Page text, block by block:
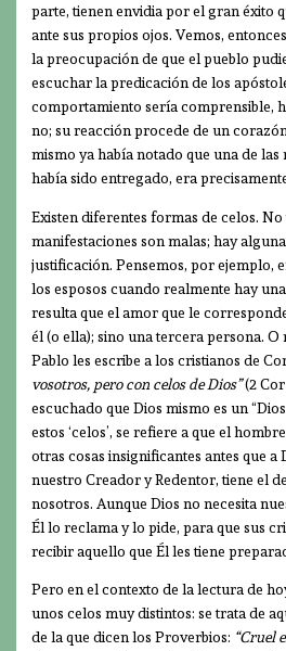
parte, tienen envidia por el gran éxito
ante sus propios ojos. Vemos,
la preocupación de que el pueblo
escuchar la predicación de los
comportamiento sería comprensible,
no; su reacción procede de un
mismo ya había notado que una de las
había sido entregado, era
Existen diferentes formas de celos. No
manifestaciones son malas; hay
justificación. Pensemos, por ejemplo,
los esposos cuando realmente hay
resulta que el amor que le
él (o ella); sino una tercera persona.
Pablo les escribe a los cristianos de
vosotros, pero con celos de Dios”(2 Cor
escuchado que Dios mismo es un
estos ‘celos’, se refiere a que el
otras cosas insignificantes antes que a
nuestro Creador y Redentor, tiene el
nosotros. Aunque Dios no necesita
Él lo reclama y lo pide, para que sus
recibir aquello que Él les tiene
Pero en el contexto de la lectura de
unos celos muy distintos: se trata de
de la que dicen los Proverbios: “Cruel